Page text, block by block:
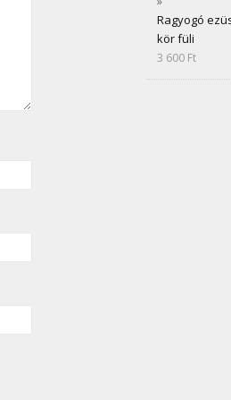
Ragyogó
kör füli
3 600 Ft